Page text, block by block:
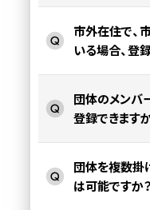
市外在住で、
いる場合、登
団体のメンバ
登録できます
団体を複数掛
は可能ですか？